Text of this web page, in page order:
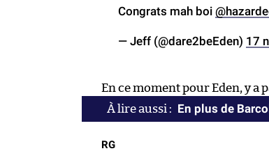
Congrats mah boi
— Jeff (@dare2beEden) 17
En ce moment pour Eden, y a
En plus de
RG